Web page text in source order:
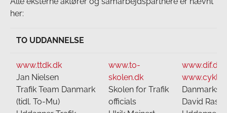
her:
TO UDDANNELSE
www.ttdk.dk
Jan Nielsen
Trafik Team Danmark
(tidl. To-Mu)
www.to-
skolen.dk
Skolen for Trafik
officials
www.dif.dk
Danmarks
David